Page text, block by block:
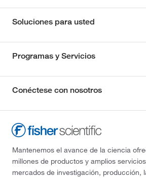
Soluciones para usted
Programas y Servicios
Conéctese con nosotros
Mantenemos el avance de la ciencia
millones de productos y amplios
mercados de investigación, producción,